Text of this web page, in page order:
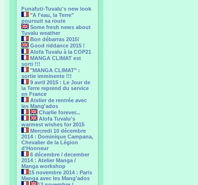
Funafuti-Tuvalu's new look
"A l'eau, la Terre"
poursuit sa route
Some fresh news about
Tuvalu weather
Bon débarras 2015!
Good riddance 2015 !
Alofa Tuvalu à la COP21
MANGA CLIMAT est
sorti !!!
"MANGA CLIMAT" :
sortie imminente !!!
9 avril 2015 : Le Jour de
la Terre reprend du service
en France
Atelier de rentrée avec
les Mang'ados
Charlie forever...
Alofa Tuvalu's
warmest wishes for 2015
Mercredi 10 décembre
2014 : Dominique Campana,
Chevalier de la Légion
d'Honneur
6 décembre / december
2014 : Atelier Manga /
Manga workshop
15 novembre 2014 : Paris
Manga avec les Mang'ados